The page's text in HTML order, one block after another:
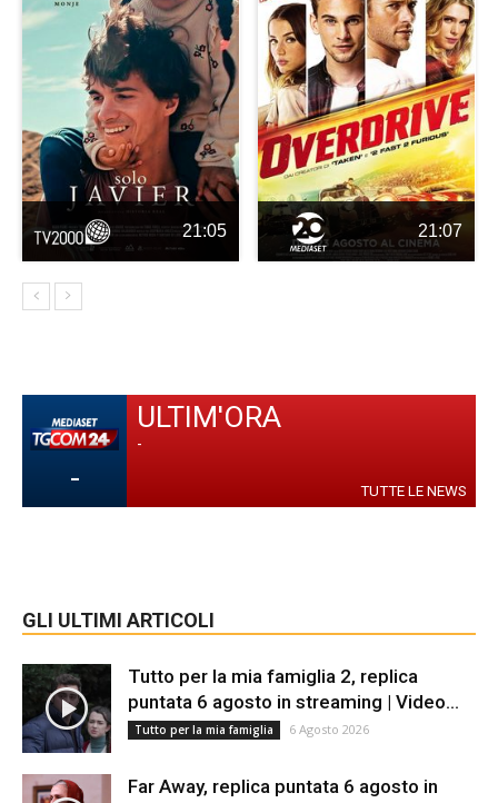
21:05 21:07
-
ULTIM'ORA
-
TUTTE LE NEWS
GLI ULTIMI ARTICOLI
Tutto per la mia famiglia 2, replica
puntata 6 agosto in streaming | Video...
Tutto per la mia famiglia 6 Agosto 2026
Far Away, replica puntata 6 agosto in